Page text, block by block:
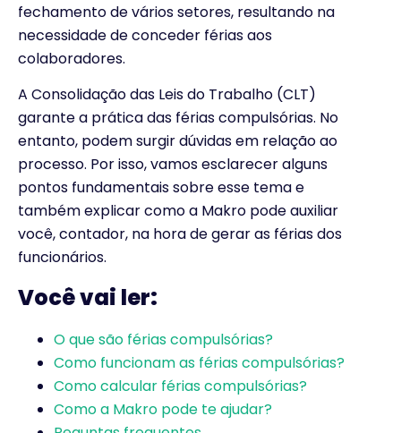
fechamento de vários setores, resultando na
necessidade de conceder férias aos
colaboradores.
A Consolidação das Leis do Trabalho (CLT)
garante a prática das férias compulsórias. No
entanto, podem surgir dúvidas em relação ao
processo. Por isso, vamos esclarecer alguns
pontos fundamentais sobre esse tema e
também explicar como a Makro pode auxiliar
você, contador, na hora de gerar as férias dos
funcionários.
Você vai ler:
O que são férias compulsórias?
Como funcionam as férias compulsórias?
Como calcular férias compulsórias?
Como a Makro pode te ajudar?